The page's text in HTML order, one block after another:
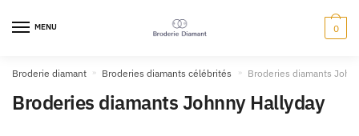
MENU 0
Broderie diamant » Broderies diamants célébrités » Broderies diamants
Broderies diamants Johnny Hallyday